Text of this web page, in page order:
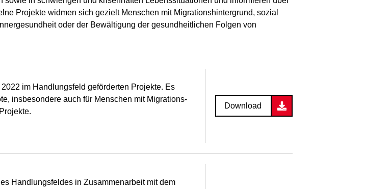
Projekte widmen sich gezielt Menschen mit Migrationshintergrund, sozial
oder der Bewältigung der gesundheitlichen Folgen von
im Handlungsfeld geförderten Projekte. Es
insbesondere auch für Menschen mit Migrations-
Download
Handlungsfeldes in Zusammenarbeit mit dem